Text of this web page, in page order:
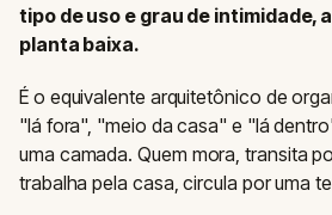
tipo de uso e grau de intimidade,
planta baixa.
É o equivalente arquitetônico de
"lá fora", "meio da casa" e "lá
uma camada. Quem mora, transita
trabalha pela casa, circula por uma